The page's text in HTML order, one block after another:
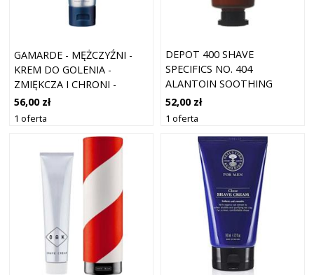
GAMARDE - MĘŻCZYŹNI -
KREM DO GOLENIA -
ZMIĘKCZA I CHRONI -
ORGANICZNY 100 ML
56,00 zł
1 oferta
DEPOT 400 SHAVE
SPECIFICS NO. 404
ALANTOIN SOOTHING
SHAVING CREAM 30 ML
52,00 zł
1 oferta